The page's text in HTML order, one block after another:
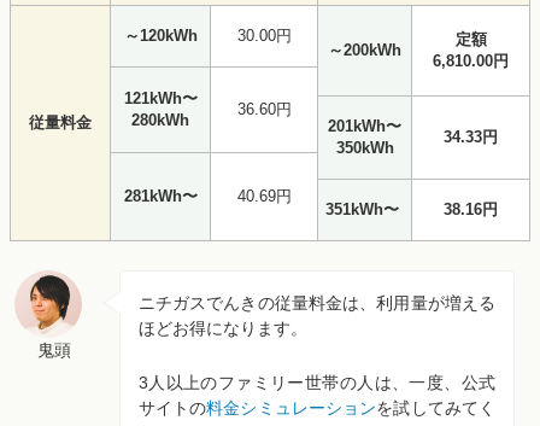
従量料金
～120kWh
30.00円
～200kWh
定額
6,810.00円
121kWh〜
280kWh
36.60円
201kWh〜
350kWh
34.33円
281kWh〜 40.69円
351kWh〜 38.16円
鬼頭
ニチガスでんきの従量料金は、利用量が増える
ほどお得になります。
3人以上のファミリー世帯の人は、一度、公式
サイトの料金シミュレーションを試してみてく